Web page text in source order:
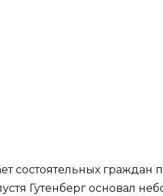
состоятельных
Гутенберг основал